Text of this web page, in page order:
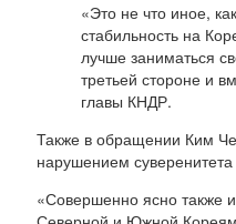
«Это не что иное,
стабильность на
лучше заниматься
третьей стороне и
главы КНДР.
Также в обращении Ким
нарушением суверенитета
«Совершенно ясно также